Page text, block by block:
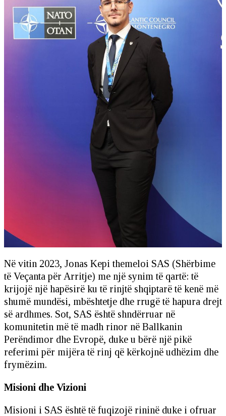
Në vitin 2023, Jonas Kepi themeloi SAS (Shërbime
të Veçanta për Arritje) me një synim të qartë: të
krijojë një hapësirë ku të rinjtë shqiptarë të kenë më
shumë mundësi, mbështetje dhe rrugë të hapura drejt
së ardhmes. Sot, SAS është shndërruar në
komunitetin më të madh rinor në Ballkanin
Perëndimor dhe Evropë, duke u bërë një pikë
referimi për mijëra të rinj që kërkojnë udhëzim dhe
frymëzim.
Misioni dhe Vizioni
Misioni i SAS është të fuqizojë rininë duke i ofruar